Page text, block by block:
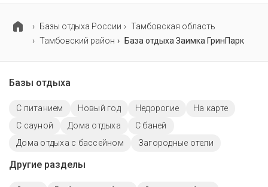
Базы отдыха России
Тамбовская область
Тамбовский район
База отдыха Заимка ГринПарк
Базы отдыха
С питанием Новый год Недорогие
На карте
С сауной
Дома отдыха
С баней
Дома отдыха с бассейном
Загородные отели
Другие разделы